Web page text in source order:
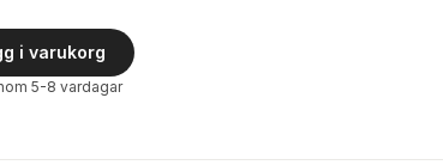
i varukorg
5-8 vardagar